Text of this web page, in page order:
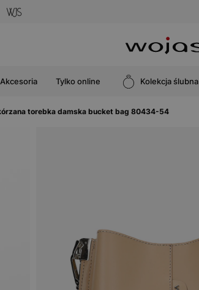
Akcesoria Tylko online Kolekcja ślubna
torebka damska bucket bag 80434-54